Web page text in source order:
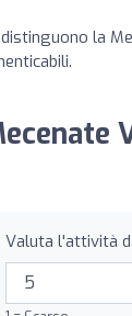
la
Valuta l'attività